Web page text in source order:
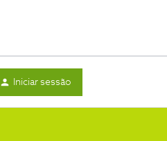
Iniciar sessão